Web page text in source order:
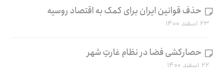
حذف قوانین ایران برای کمک به اقتصاد روسیه
۲۳ اسفند ۱۴۰۰
حصارکشی فضا در نظام غارتِ شهر
۲۲ اسفند ۱۴۰۰